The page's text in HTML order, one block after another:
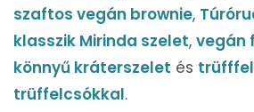
szaftos vegán brownie,
klasszik Mirinda szelet, vegán
könnyű kráterszelet és
trüffelcsókkal.